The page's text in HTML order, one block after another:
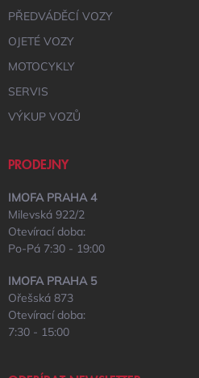
PŘEDVÁDĚCÍ VOZY
OJETÉ VOZY
MOTOCYKLY
SERVIS
VÝKUP VOZŮ
PRODEJNY
IMOFA PRAHA 4
Milevská 922/2
Otevírací doba:
Po-Pá 7:30 - 19:00
IMOFA PRAHA 5
Ořešská 873
Otevírací doba:
7:30 - 15:00